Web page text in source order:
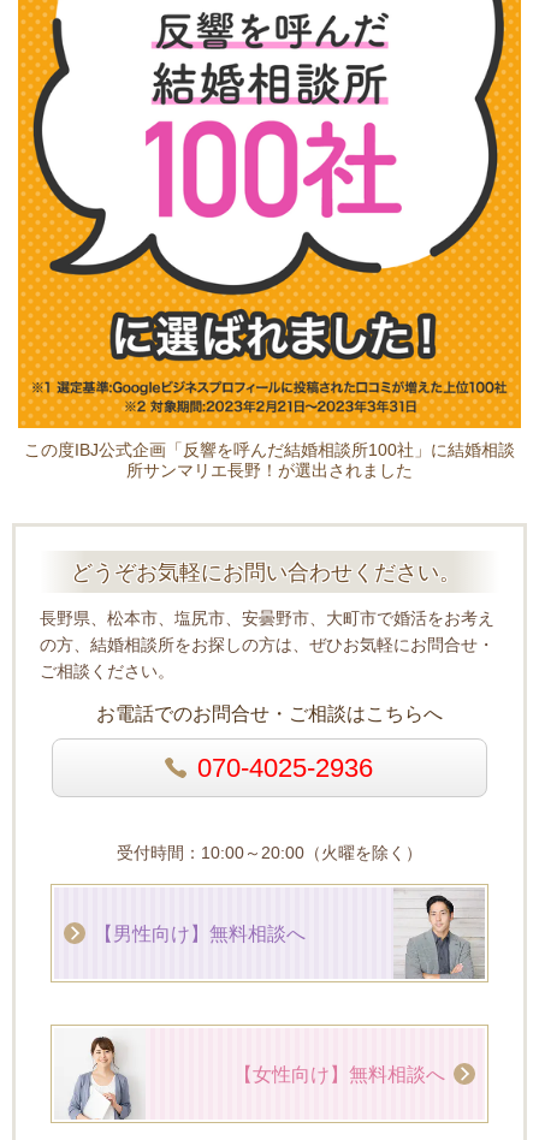
この度IBJ公式企画「反響を呼んだ結婚相談所100社」に結婚相談
所サンマリエ長野！が選出されました
どうぞお気軽にお問い合わせください。
長野県、松本市、塩尻市、安曇野市、大町市で婚活をお考え
の方、結婚相談所をお探しの方は、ぜひお気軽にお問合せ・
ご相談ください。
お電話でのお問合せ・ご相談はこちらへ
070-4025-2936
受付時間：10:00～20:00（火曜を除く）
【男性向け】無料相談へ
【女性向け】無料相談へ